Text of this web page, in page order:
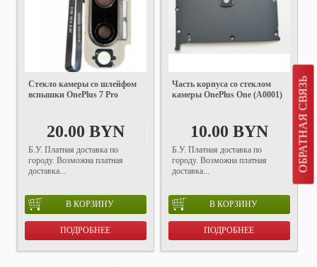
ОБРАТНАЯ СВЯЗЬ
Стекло камеры со шлейфом
вспышки OnePlus 7 Pro
20.00 BYN
Б.У. Платная доставка по
городу. Возможна платная
доставка...
В КОРЗИНУ
ПОДРОБНЕЕ
Часть корпуса со стеклом
камеры OnePlus One (A0001)
10.00 BYN
Б.У. Платная доставка по
городу. Возможна платная
доставка...
В КОРЗИНУ
ПОДРОБНЕЕ